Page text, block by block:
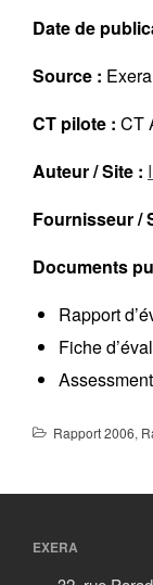
Date de
Source : Exera
CT pilote : CT
Auteur / Site :
Fournisseur /
Documents
Rapport
Fiche
Rapport 2006,
EXERA